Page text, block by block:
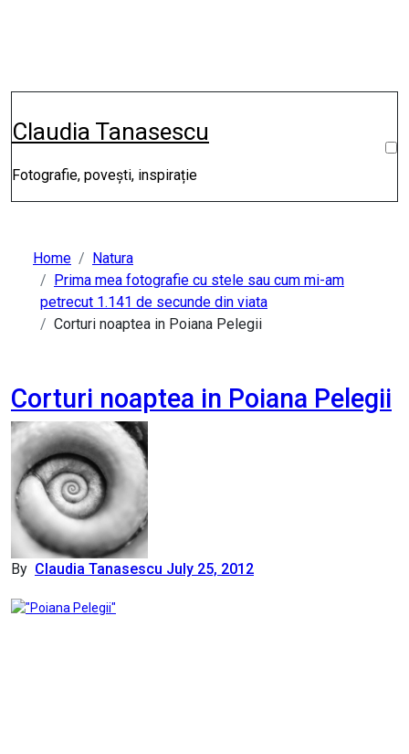
Claudia Tanasescu
Fotografie, povești, inspirație
Home
Natura
Prima mea fotografie cu stele sau cum mi-am
petrecut 1.141 de secunde din viata
Corturi noaptea in Poiana Pelegii
Corturi noaptea in Poiana Pelegii
By Claudia Tanasescu July 25, 2012